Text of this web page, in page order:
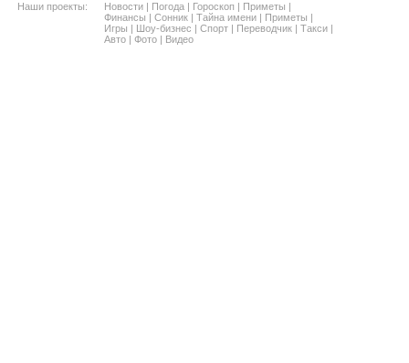
Наши проекты:
Новости Погода Гороскоп Приметы
Финансы
Сонник Тайна имени Приметы
Игры
Шоу-бизнес Спорт Переводчик Такси
Авто
Фото Видео